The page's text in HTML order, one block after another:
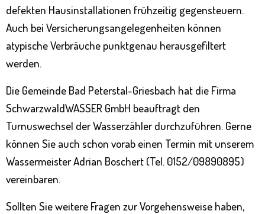
defekten Hausinstallationen frühzeitig gegensteuern.
Auch bei Versicherungsangelegenheiten können
atypische Verbräuche punktgenau herausgefiltert
werden.
Die Gemeinde Bad Peterstal-Griesbach hat die Firma
SchwarzwaldWASSER GmbH beauftragt den
Turnuswechsel der Wasserzähler durchzuführen. Gerne
können Sie auch schon vorab einen Termin mit unserem
Wassermeister Adrian Boschert (Tel. 0152/09890895)
vereinbaren.
Sollten Sie weitere Fragen zur Vorgehensweise haben,